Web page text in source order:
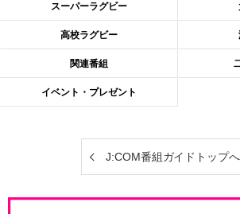
スーパーラグビー
高校ラグビー
関連番組
イベント・プレゼント
J:COM番組ガイドトップ